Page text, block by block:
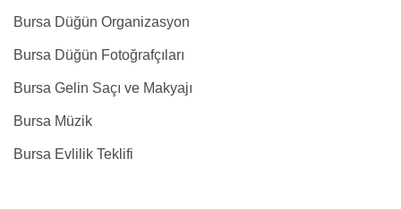
Bursa Düğün Organizasyon
Bursa Düğün Fotoğrafçıları
Bursa Gelin Saçı ve Makyajı
Bursa Müzik
Bursa Evlilik Teklifi